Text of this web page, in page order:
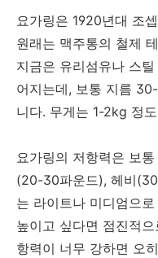
요가링은 1920년대 조
원래는 맥주통의 철제
지금은 유리섬유나 스
어지는데, 보통 지름
니다. 무게는 1-2kg 정
요가링의 저항력은 보
(20-30파운드), 헤비
는 라이트나 미디엄으
높이고 싶다면 점진적
항력이 너무 강하면 오